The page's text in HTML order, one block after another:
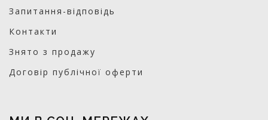
Запитання-відповідь
Контакти
Знято з продажу
Договір публічної оферти